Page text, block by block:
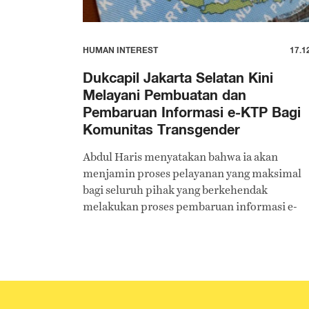
HUMAN INTEREST
Dukcapil Jakarta Selatan Kini
Melayani Pembuatan dan
Pembaruan Informasi e-KTP Bagi
Komunitas Transgender
Abdul Haris menyatakan bahwa ia akan
menjamin proses pelayanan yang maksimal
bagi seluruh pihak yang berkehendak
melakukan proses pembaruan informasi e-